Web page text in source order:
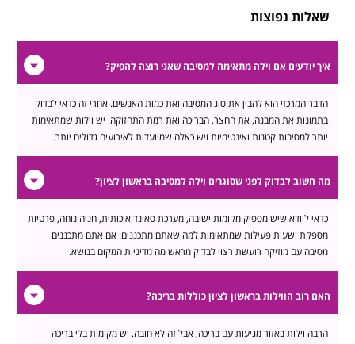
שאלות נפוצות
איך יודעים אם וילה מתאימה למסיבה שאני רוצה להפיק?
הדבר המרכזי הוא להבין את סוג המסיבה ואת כמות האנשים. אחרי זה כדאי לבדוק
בתמונות את המבנה, את החצר, הבריכה ואת רמת התחזוקה. יש וילות שמתאימות
יותר למסיבות קטנות ואינטימיות ויש כאלה שמיועדות לאירועים גדולים יותר.
מה חשוב לבדוק לפני שסוגרים וילה למסיבה בראשון לציון?
כדאי לוודא שיש מספיק מקומות ישיבה, מערכת סאונד איכותית, חניה נוחה, פרטיות
מספקת ושעות פעילות שמתאימות למה שאתם מתכננים. אם אתם מתכננים
מסיבה עם מוזיקה רועשת רצוי לבדוק מראש מה מדיניות המקום בנושא.
האם רוב הווילות בראשון לציון כוללות בריכה?
הרבה וילות באזור מגיעות עם בריכה, אבל זה לא חובה. יש מקומות בלי בריכה